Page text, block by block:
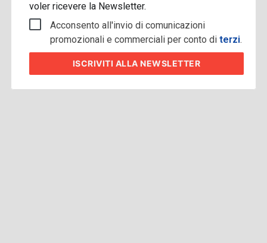
voler ricevere la Newsletter.
Acconsento all'invio di comunicazioni
promozionali e commerciali per conto diterzi.
ISCRIVITI ALLA NEWSLETTER